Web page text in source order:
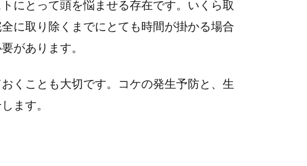
にとって頭を悩ませる存在です。いくら取
に取り除くまでにとても時間が掛かる場合
があります。
くことも大切です。コケの発生予防と、生
ます。